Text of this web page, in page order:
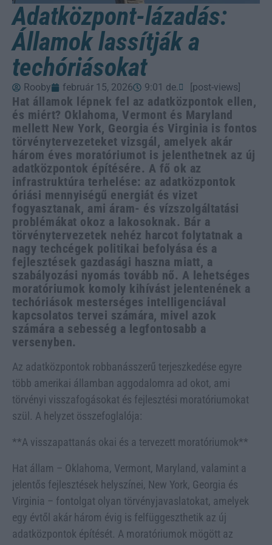
Adatközpont-lázadás:
Államok lassítják a
techóriásokat
Rooby február 15, 2026 9:01 de. [post-views]
Hat államok lépnek fel az adatközpontok ellen,
és miért? Oklahoma, Vermont és Maryland
mellett New York, Georgia és Virginia is fontos
törvénytervezeteket vizsgál, amelyek akár
három éves moratóriumot is jelenthetnek az új
adatközpontok építésére. A fő ok az
infrastruktúra terhelése: az adatközpontok
óriási mennyiségű energiát és vizet
fogyasztanak, ami áram- és vízszolgáltatási
problémákat okoz a lakosoknak. Bár a
törvénytervezetek nehéz harcot folytatnak a
nagy techcégek politikai befolyása és a
fejlesztések gazdasági haszna miatt, a
szabályozási nyomás tovább nő. A lehetséges
moratóriumok komoly kihívást jelentenének a
techóriások mesterséges intelligenciával
kapcsolatos tervei számára, mivel azok
számára a sebesség a legfontosabb a
versenyben.
Az adatközpontok robbanásszerű terjeszkedése egyre
több amerikai államban aggodalomra ad okot, ami
törvényi visszafogásokat és fejlesztési moratóriumokat
szül. A helyzet összefoglalója:
**A visszapattanás okai és a tervezett moratóriumok**
Hat állam – Oklahoma, Vermont, Maryland, valamint a
jelentős fejlesztések helyszínei, New York, Georgia és
Virginia – fontolgat olyan törvényjavaslatokat, amelyek
egy évtől akár három évig is felfüggeszthetik az új
adatközpontok építését. A moratóriumok mögött az